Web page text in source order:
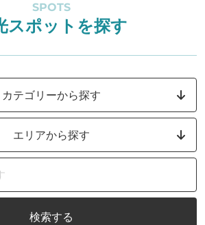
SPOTS
スポットを探す
カテゴリーから探す
エリアから探す
検索する